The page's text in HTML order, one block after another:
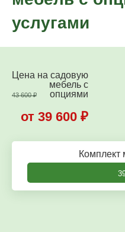
услугами
Цена на садовую
мебель c
опциями
43 600₽
от 39 600 ₽
Комплект